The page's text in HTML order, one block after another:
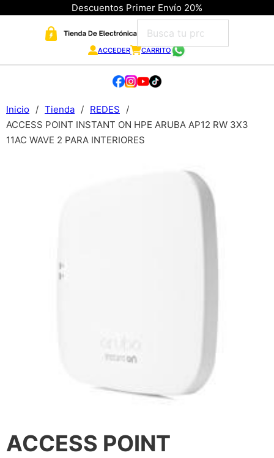
Descuentos Primer Envío 20%
ACCEDER CARRITO
Inicio / Tienda / REDES
/
ACCESS POINT INSTANT ON HPE ARUBA AP12 RW 3X3
11AC WAVE 2 PARA INTERIORES
ACCESS POINT